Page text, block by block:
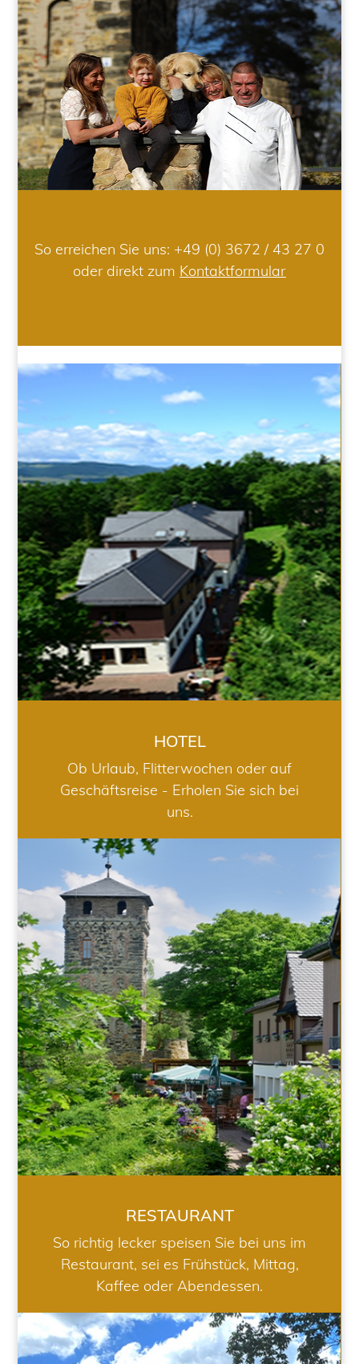
So erreichen Sie uns: +49 (0) 3672 / 43 27 0
oder direkt zum Kontaktformular
HOTEL
HOTEL
Ob Urlaub, Flitterwochen oder auf
Geschäftsreise - Erholen Sie sich bei
uns.
RESTAURANT
RESTAURANT
So richtig lecker speisen Sie bei uns im
Restaurant, sei es Frühstück, Mittag,
Kaffee oder Abendessen.